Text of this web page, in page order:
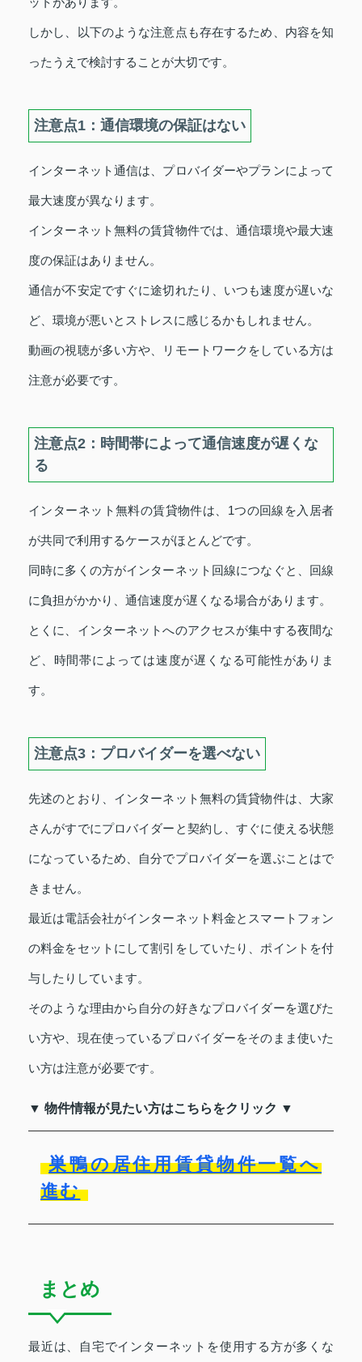
しかし、以下のような注意点も存在するため、内容を知
ったうえで検討することが大切です。
注意点1：通信環境の保証はない
インターネット通信は、プロバイダーやプランによって
最大速度が異なります。
インターネット無料の賃貸物件では、通信環境や最大速
度の保証はありません。
通信が不安定ですぐに途切れたり、いつも速度が遅いな
ど、環境が悪いとストレスに感じるかもしれません。
動画の視聴が多い方や、リモートワークをしている方は
注意が必要です。
注意点2：時間帯によって通信速度が遅くな
る
インターネット無料の賃貸物件は、1つの回線を入居者
が共同で利用するケースがほとんどです。
同時に多くの方がインターネット回線につなぐと、回線
に負担がかかり、通信速度が遅くなる場合があります。
とくに、インターネットへのアクセスが集中する夜間な
ど、時間帯によっては速度が遅くなる可能性がありま
す。
注意点3：プロバイダーを選べない
先述のとおり、インターネット無料の賃貸物件は、大家
さんがすでにプロバイダーと契約し、すぐに使える状態
になっているため、自分でプロバイダーを選ぶことはで
きません。
最近は電話会社がインターネット料金とスマートフォン
の料金をセットにして割引をしていたり、ポイントを付
与したりしています。
そのような理由から自分の好きなプロバイダーを選びた
い方や、現在使っているプロバイダーをそのまま使いた
い方は注意が必要です。
▼ 物件情報が見たい方はこちらをクリック ▼
巣鴨の居住用賃貸物件一覧へ
進む
まとめ
最近は、自宅でインターネットを使用する方が多くな